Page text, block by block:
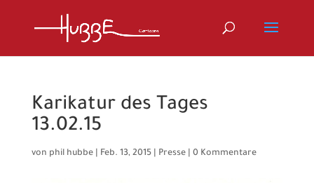
Karikatur des Tages
13.02.15
von phil hubbe| Feb. 13, 2015| Presse| 0 Kommentare